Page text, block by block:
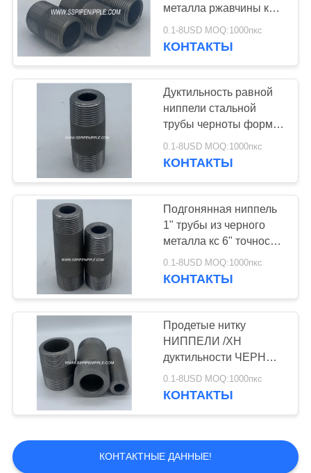
Подгонянные части
металла
Стальные штуцеры
трубы сварки
встык
Фланец
20
металла ржавчины кс
6" штуцеры трубы
стали углерода
0.1-8USD MOQ:1000пкс
КОНТАКТЫ
Дуктильность равной
ниппели стальной
трубы черноты формы
хорошая легкая для
того чтобы работать
0.1-8USD MOQ:1000пкс
КОНТАКТЫ
Подгонянная ниппель
1" трубы из черного
металла кс 6" точность
НПТ КС ССХ высокая
0.1-8USD MOQ:1000пкс
КОНТАКТЫ
Продетые нитку
НИППЕЛИ /XH
дуктильности ЧЕРНОЙ
ниппели стальной
трубы высокопрочные
0.1-8USD MOQ:1000пкс
КОНТАКТЫ
КОНТАКТНЫЕ ДАННЫЕ!